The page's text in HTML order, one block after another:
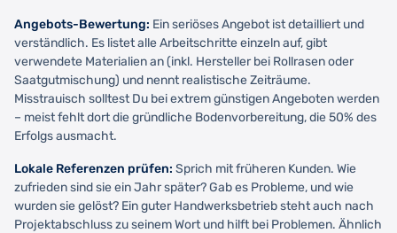
Angebots-Bewertung: Ein seriöses Angebot ist detailliert und
verständlich. Es listet alle Arbeitschritte einzeln auf, gibt
verwendete Materialien an (inkl. Hersteller bei Rollrasen oder
Saatgutmischung) und nennt realistische Zeiträume.
Misstrauisch solltest Du bei extrem günstigen Angeboten werden
– meist fehlt dort die gründliche Bodenvorbereitung, die 50% des
Erfolgs ausmacht.
Lokale Referenzen prüfen: Sprich mit früheren Kunden. Wie
zufrieden sind sie ein Jahr später? Gab es Probleme, und wie
wurden sie gelöst? Ein guter Handwerksbetrieb steht auch nach
Projektabschluss zu seinem Wort und hilft bei Problemen. Ähnlich